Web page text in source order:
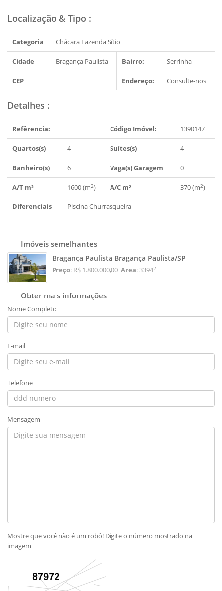
Localização & Tipo :
Categoria Chácara Fazenda Sítio
Cidade Bragança Paulista Bairro: Serrinha
CEP Endereço: Consulte-nos
Detalhes :
Refêrencia: Código Imóvel: 1390147
Quartos(s) 4 Suítes(s) 4
Banheiro(s) 6 Vaga(s) Garagem 0
A/T m² 1600 (m2) A/C m² 370 (m2)
Diferenciais PiscinaChurrasqueira
Imóveis semelhantes
Bragança Paulista Bragança Paulista/SP
Preço: R$ 1.800.000,00 Area: 33942
Obter mais informações
Nome Completo
E-mail
Telefone
Mensagem
Mostre que você não é um robô! Digite o número mostrado na
imagem